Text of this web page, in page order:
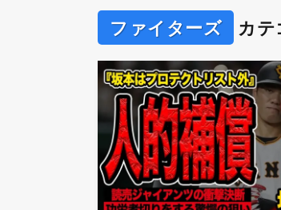
ファイターズ カテ